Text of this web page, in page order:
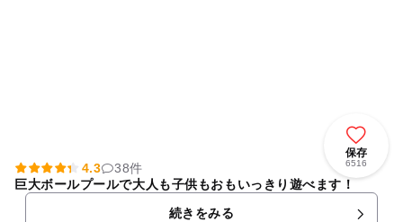
保存
6516
4.3
38件
巨大ボールプールで大人も子供もおもいっきり遊べます！
続きをみる